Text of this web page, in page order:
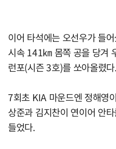
이어 타석에는 오선우가 들
시속 141㎞ 몸쪽 공을 당겨
런포(시즌 3호)를 쏘아올렸다.
7회초 KIA 마운드엔 정해영
상준과 김지찬이 연이어 안
들었다.